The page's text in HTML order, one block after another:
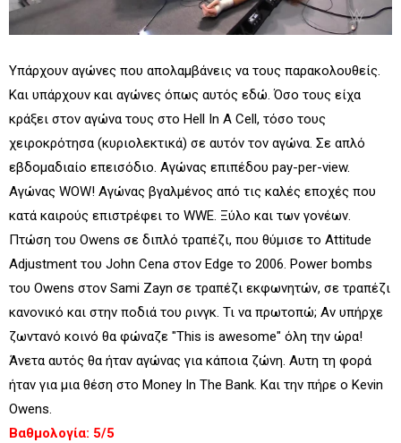
Υπάρχουν αγώνες που απολαμβάνεις να τους παρακολουθείς.
Και υπάρχουν και αγώνες όπως αυτός εδώ. Όσο τους είχα
κράξει στον αγώνα τους στο Hell In A Cell, τόσο τους
χειροκρότησα (κυριολεκτικά) σε αυτόν τον αγώνα. Σε απλό
εβδομαδιαίο επεισόδιο. Αγώνας επιπέδου pay-per-view.
Αγώνας WOW! Αγώνας βγαλμένος από τις καλές εποχές που
κατά καιρούς επιστρέφει το WWE. Ξύλο και των γονέων.
Πτώση του Owens σε διπλό τραπέζι, που θύμισε το Attitude
Adjustment του John Cena στον Edge το 2006. Power bombs
του Owens στον Sami Zayn σε τραπέζι εκφωνητών, σε τραπέζι
κανονικό και στην ποδιά του ρινγκ. Τι να πρωτοπώ; Αν υπήρχε
ζωντανό κοινό θα φώναζε "This is awesome" όλη την ώρα!
Άνετα αυτός θα ήταν αγώνας για κάποια ζώνη. Αυτη τη φορά
ήταν για μια θέση στο Money In The Bank. Και την πήρε ο Kevin
Owens.
Βαθμολογία: 5/5